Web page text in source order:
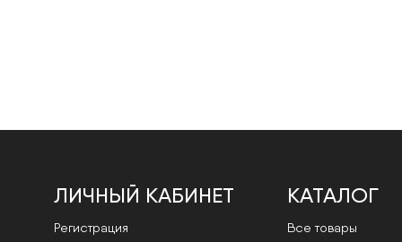
ЛИЧНЫЙ КАБИНЕТ
Регистрация
КАТАЛОГ
Все товары